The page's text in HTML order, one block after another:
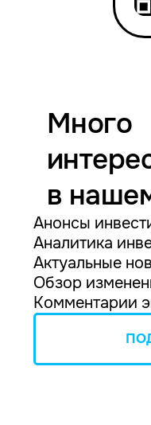
Много
в
Анонсы
Аналитика
Актуальные
Обзор
Комментарии